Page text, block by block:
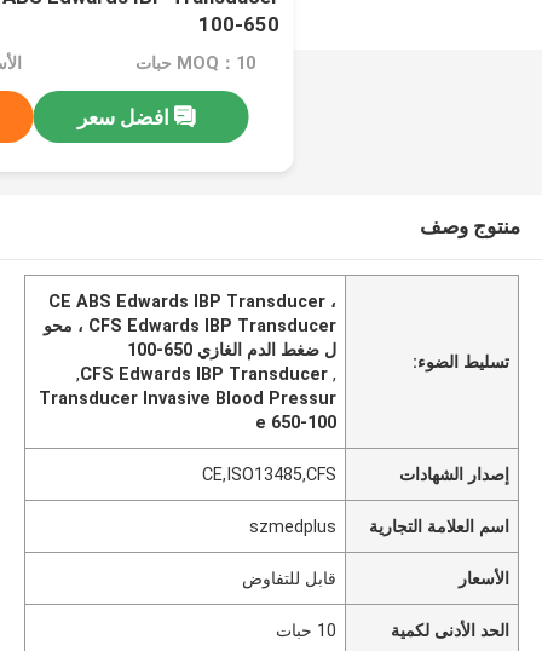
650-100
MOQ：10 حبات
افضل سعر
منتوج وصف
تسليط الضوء:
CE ABS Edwards IBP Transducer ،
CFS Edwards IBP Transducer ، محو
ل ضغط الدم الغازي 650-100
,
CFS Edwards IBP Transducer
,
Transducer Invasive Blood Pressur
e 650-100
إصدار الشهادات CE,ISO13485,CFS
اسم العلامة التجارية szmedplus
الأسعار قابل للتفاوض
الحد الأدنى لكمية 10 حبات